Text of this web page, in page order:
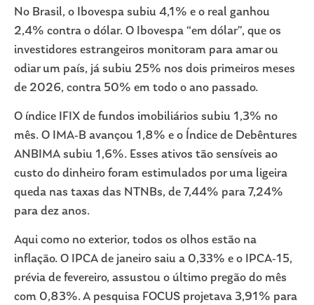
No Brasil, o Ibovespa subiu 4,1% e o real ganhou
2,4% contra o dólar. O Ibovespa “em dólar”, que os
investidores estrangeiros monitoram para amar ou
odiar um país, já subiu 25% nos dois primeiros meses
de 2026, contra 50% em todo o ano passado.
O índice IFIX de fundos imobiliários subiu 1,3% no
mês. O IMA-B avançou 1,8% e o Índice de Debêntures
ANBIMA subiu 1,6%. Esses ativos tão sensíveis ao
custo do dinheiro foram estimulados por uma ligeira
queda nas taxas das NTNBs, de 7,44% para 7,24%
para dez anos.
Aqui como no exterior, todos os olhos estão na
inflação. O IPCA de janeiro saiu a 0,33% e o IPCA-15,
prévia de fevereiro, assustou o último pregão do mês
com 0,83%. A pesquisa FOCUS projetava 3,91% para